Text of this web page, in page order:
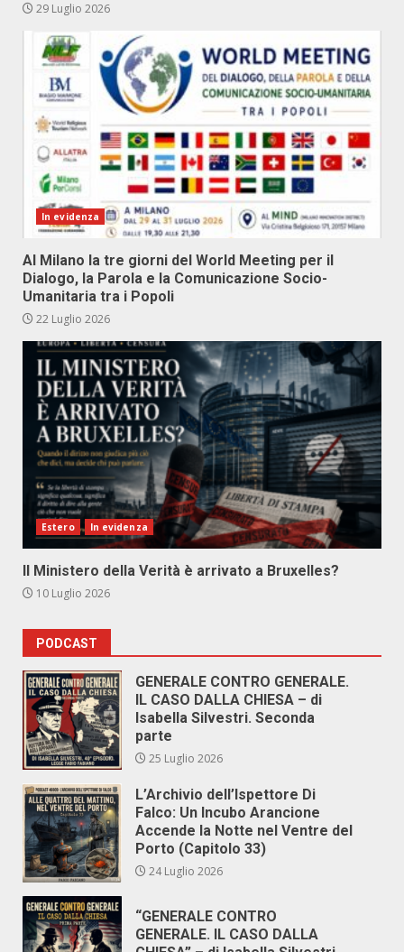
29 Luglio 2026
In evidenza
Al Milano la tre giorni del World Meeting per il
Dialogo, la Parola e la Comunicazione Socio-
Umanitaria tra i Popoli
22 Luglio 2026
Estero In evidenza
Il Ministero della Verità è arrivato a Bruxelles?
10 Luglio 2026
PODCAST
GENERALE CONTRO GENERALE.
IL CASO DALLA CHIESA – di
Isabella Silvestri. Seconda
parte
25 Luglio 2026
L’Archivio dell’Ispettore Di
Falco: Un Incubo Arancione
Accende la Notte nel Ventre del
Porto (Capitolo 33)
24 Luglio 2026
“GENERALE CONTRO
GENERALE. IL CASO DALLA